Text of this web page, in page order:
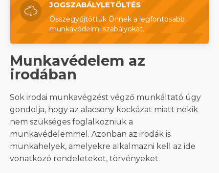
JOGSZABÁLYLETÖLTÉS
Összegyűjtöttük Önnek a legfontosabb
munkavédelmi szabályokat.
Munkavédelem az
irodában
Sok irodai munkavégzést végző munkáltató úgy
gondolja, hogy az alacsony kockázat miatt nekik
nem szükséges foglalkozniuk a
munkavédelemmel. Azonban az irodák is
munkahelyek, amelyekre alkalmazni kell az ide
vonatkozó rendeleteket, törvényeket.